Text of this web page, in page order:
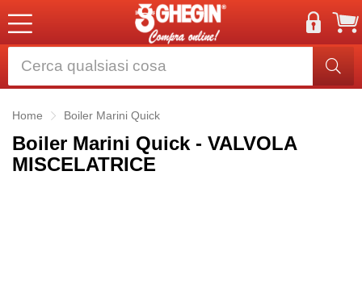
Home Boiler Marini Quick
Boiler Marini Quick - VALVOLA
MISCELATRICE